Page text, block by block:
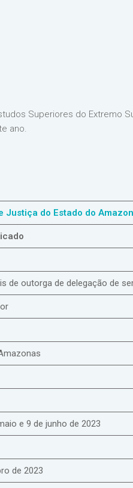
Superiores do Extremo
ano.
Justiça do Estado do
de outorga de delegação de
e 9 de junho de 2023
de 2023